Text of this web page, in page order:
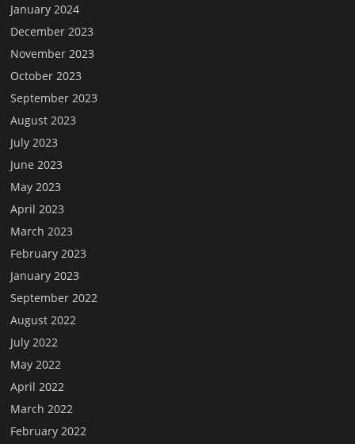
January 2024
December 2023
November 2023
October 2023
September 2023
August 2023
July 2023
June 2023
May 2023
April 2023
March 2023
February 2023
January 2023
September 2022
August 2022
July 2022
May 2022
April 2022
March 2022
February 2022